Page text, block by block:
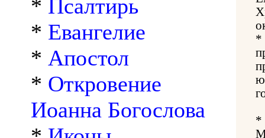
* Псалтирь
* Евангелие
* Апостол
* Откровение
Иоанна Богослова
*
*